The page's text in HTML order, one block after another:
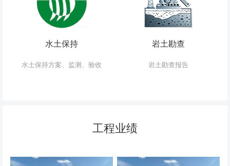
水土保持
水土保持方案、监测、验收
岩土勘查
岩土勘查报告
工程业绩